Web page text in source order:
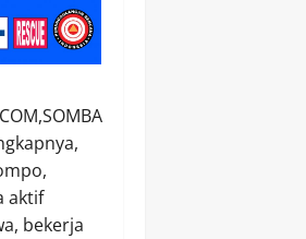
aktif
bekerja